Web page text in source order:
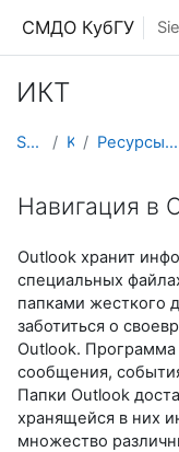
СМДО КубГУ
ИКТ
Startseite Kurse Ресурсы подразделений КубГУ
Навигация в
Outlook хранит
специальных
папками жесткого
заботиться о
Outlook.
сообщения,
Папки Outlook
хранящейся в них
множество